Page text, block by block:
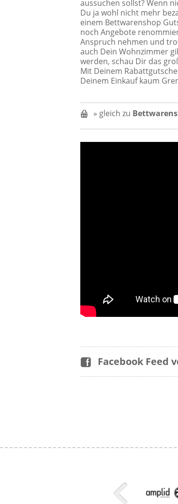
aussuchen sollst? Wenn
Du ja wohl nicht mehr
einem Bettwarenshop
noch Angebote
Anspruch nehmen und
auch Dein Wohnzimmer
werden, schau Dir das
Mit Deinem
Deinem Einkauf kaum
» gleich zu
Facebook Feed